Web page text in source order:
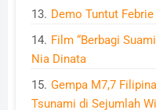
Demo Tuntut
Film “Berbagi
Nia Dinata
Gempa M7,7
Tsunami di Sejumlah